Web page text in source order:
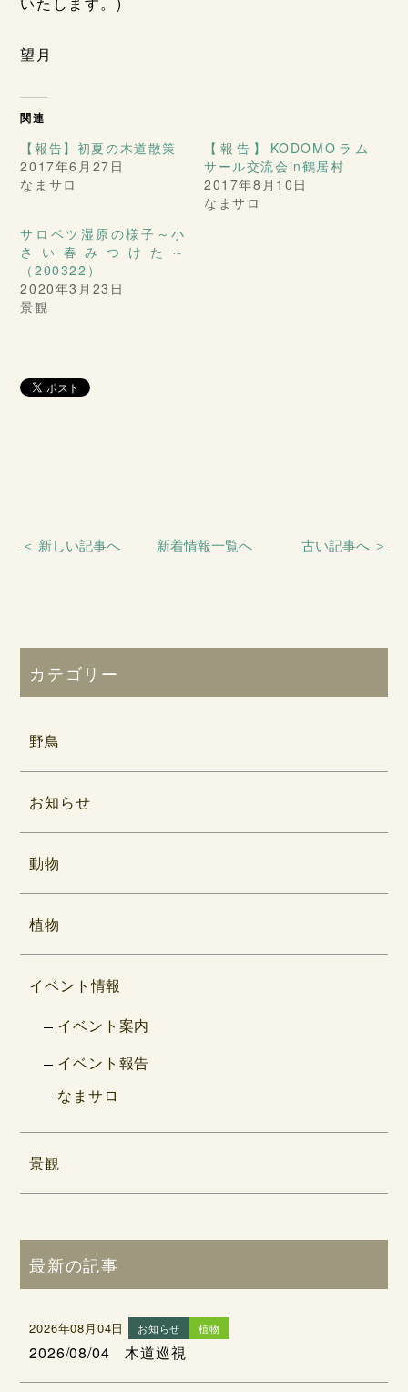
望月
関連
【報告】初夏の木道散策
2017年6月27日
なまサロ
【報告】KODOMOラム
サール交流会in鶴居村
2017年8月10日
なまサロ
サロベツ湿原の様子～小
さい春みつけた～
（200322）
2020年3月23日
景観
＜ 新しい記事へ 新着情報一覧へ 古い記事へ ＞
カテゴリー
野鳥
お知らせ
動物
植物
イベント情報
イベント案内
イベント報告
なまサロ
景観
最新の記事
2026年08月04日 お知らせ 植物
2026/08/04 木道巡視